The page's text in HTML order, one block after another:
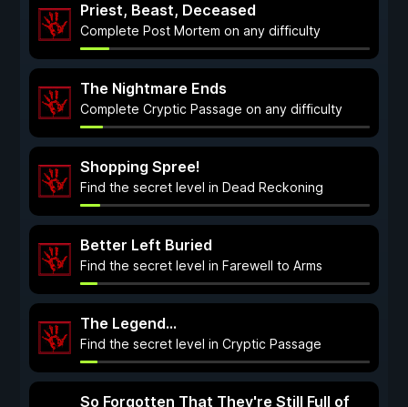
Priest, Beast, Deceased
Complete Post Mortem on any difficulty
The Nightmare Ends
Complete Cryptic Passage on any difficulty
Shopping Spree!
Find the secret level in Dead Reckoning
Better Left Buried
Find the secret level in Farewell to Arms
The Legend...
Find the secret level in Cryptic Passage
So Forgotten That They're Still Full of